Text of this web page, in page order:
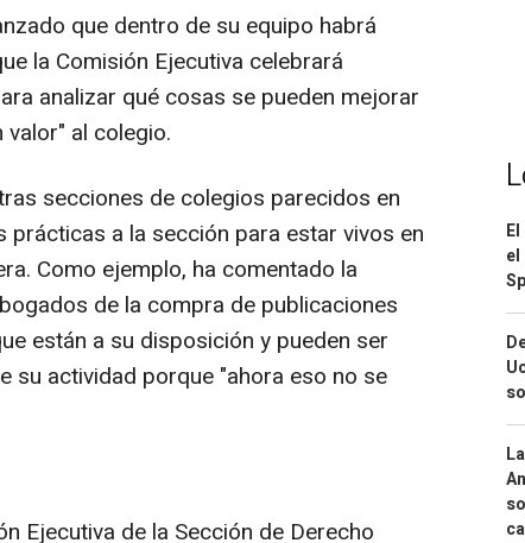
que dentro de su equipo habrá
la Comisión Ejecutiva celebrará
analizar qué cosas se pueden mejorar
al colegio.
secciones de colegios parecidos en
a la sección para estar vivos en
Como ejemplo, ha comentado la
de la compra de publicaciones
están a su disposición y pueden ser
su actividad porque "ahora eso no se
Ejecutiva de la Sección de Derecho